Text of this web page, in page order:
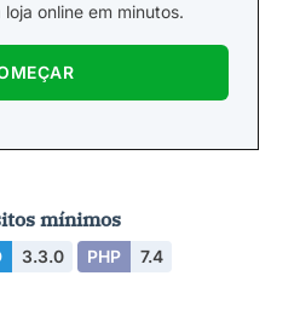
online em minutos.
mínimos
3.3.0 PHP 7.4